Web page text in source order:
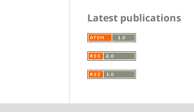
Latest publications